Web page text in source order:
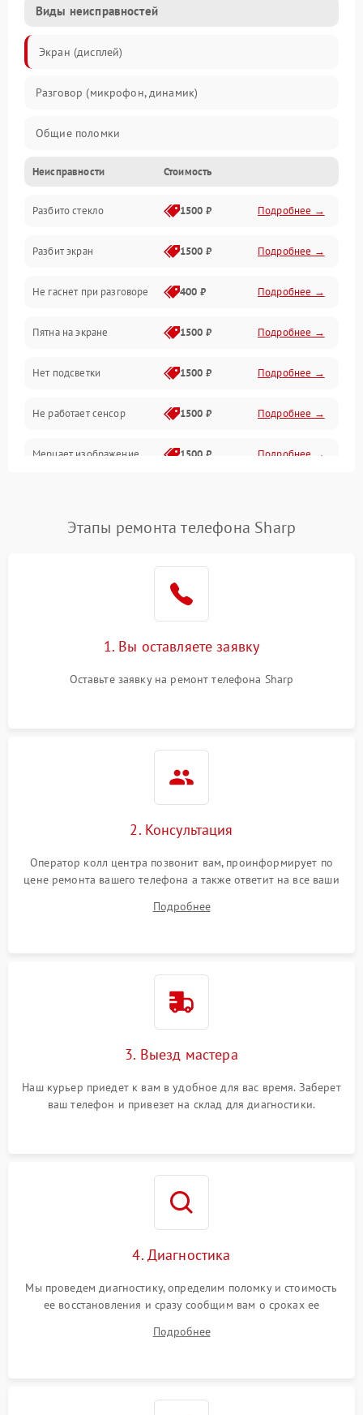
Виды неисправностей
Экран (дисплей)
Разговор (микрофон, динамик)
Общие поломки
Проблемы связи
Камеры
Проблемы с дисплеем и сенсором
Зарядка
Проблемы с питанием, зарядкой и аккумулятором
Проблемы с работой системы, корпусом и другие
Неисправности Стоимость
Разбито стекло 1500 ₽ Подробнее →
Разбит экран 1500 ₽ Подробнее →
Не гаснет при разговоре 400 ₽ Подробнее →
Пятна на экране 1500 ₽ Подробнее →
Нет подсветки 1500 ₽ Подробнее →
Не работает сенсор 1500 ₽ Подробнее →
Мерцает изображение 1500 ₽ Подробнее →
Не работает Face ID 4000 ₽ Подробнее →
Этапы ремонта телефона Sharp
1. Вы оставляете заявку
Оставьте заявку на ремонт телефона Sharp
2. Консультация
Оператор колл центра позвонит вам, проинформирует по
цене ремонта вашего телефона а также ответит на все ваши
Подробнее
3. Выезд мастера
Наш курьер приедет к вам в удобное для вас время. Заберет
ваш телефон и привезет на склад для диагностики.
4. Диагностика
Мы проведем диагностику, определим поломку и стоимость
ее восстановления и сразу сообщим вам о сроках ее
Подробнее